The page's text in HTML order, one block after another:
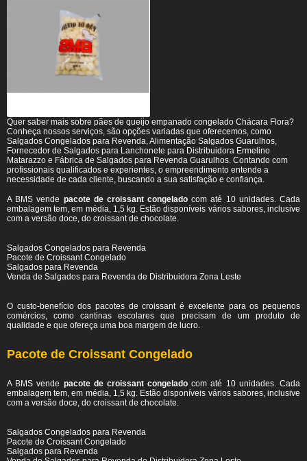
Quer saber mais sobre pães de queijo empanado congelado Chácara Flora?
Conheça nossos serviços, são opções variadas que oferecemos, como
Salgados Congelados para Revenda, Alimentação Salgados Guarulhos,
Fornecedor de Salgados para Lanchonete para Distribuidora Ermelino
Matarazzo e Fábrica de Salgados para Revenda Guarulhos. Contando com
profissionais qualificados e experientes, o empreendimento entende a
necessidade de cada cliente, buscando a sua satisfação e confiança.
A BMS vende pacote de croissant congelado com até 10 unidades. Cada
embalagem tem, em média, 1,5 kg. Estão disponíveis vários sabores, inclusive
com a versão doce, do croissant de chocolate.
Salgados Congelados para Revenda
Pacote de Croissant Congelado
Salgados para Revenda
Venda de Salgados para Revenda de Distribuidora Zona Leste
O custo-benefício dos pacotes de croissant é excelente para os pequenos
comércios, como cantinas escolares que precisam de um produto de
qualidade e que ofereça uma boa margem de lucro.
Pacote de Croissant Congelado
A BMS vende pacote de croissant congelado com até 10 unidades. Cada
embalagem tem, em média, 1,5 kg. Estão disponíveis vários sabores, inclusive
com a versão doce, do croissant de chocolate.
Salgados Congelados para Revenda
Pacote de Croissant Congelado
Salgados para Revenda